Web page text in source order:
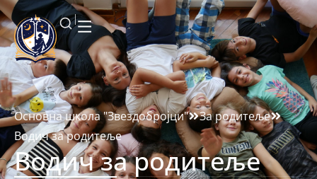
Основна школа "Звездобројци"
За родитеље
Водич за родитеље
Водич за родитеље